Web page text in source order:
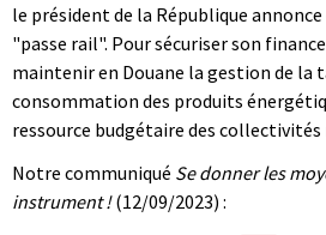
le président de la République
"passe rail". Pour sécuriser son
maintenir en Douane la gestion de la
consommation des produits
ressource budgétaire des collectivités
Notre communiqué Se donner les
instrument !(12/09/2023) :